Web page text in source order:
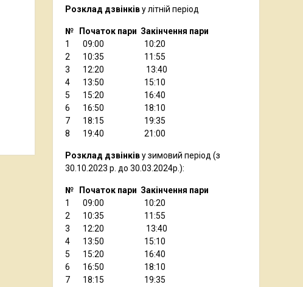
Розклад дзвінківу літній період
№ Початок пари Закінчення пари
1 09:00 10:20
2 10:35 11:55
3 12:20 13:40
4 13:50 15:10
5 15:20 16:40
6 16:50 18:10
7 18:15 19:35
8 19:40 21:00
Розклад дзвінківу зимовий період (з
30.10.2023 р. до 30.03.2024р.):
№ Початок пари Закінчення пари
1 09:00 10:20
2 10:35 11:55
3 12:20 13:40
4 13:50 15:10
5 15:20 16:40
6 16:50 18:10
7 18:15 19:35